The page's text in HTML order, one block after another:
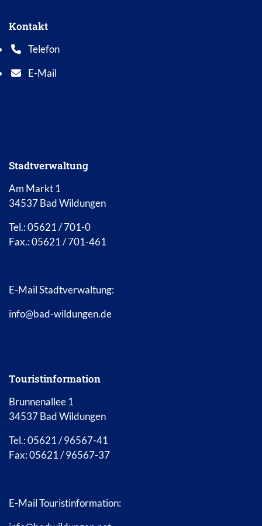
Kontakt
Telefon
Telefonnummer: 0 5 6 2 1 7 0 1 0
E-Mail
E-Mail Adresse: info@bad-wildungen.de
Stadtverwaltung
Am Markt 1
34537 Bad Wildungen
Tel.: 05621 / 701-0
Fax.: 05621 / 701-461
E-Mail Stadtverwaltung:
info@bad-wildungen.de
Touristinformation
Brunnenallee 1
34537 Bad Wildungen
Tel.: 05621 / 96567-41
Fax: 05621 / 96567-37
E-Mail Touristinformation: